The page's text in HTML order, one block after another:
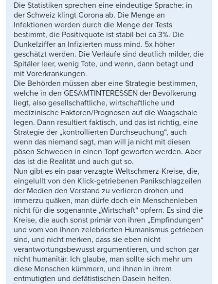
Die Statistiken sprechen eine eindeutige Sprache: in
der Schweiz klingt Corona ab. Die Menge an
Infektionen werden durch die Menge der Tests
bestimmt, die Positivquote ist stabil bei ca 3%. Die
Dunkelziffer an Infizierten muss mind. 5x höher
geschätzt werden. Die Verläufe sind deutlich milder, die
Spitäler leer, wenig Tote, und wenn, dann betagt und
mit Vorerkrankungen.
Die Behörden müssen aber eine Strategie bestimmen,
welche in den GESAMTINTERESSEN der Bevölkerung
liegt, also gesellschaftliche, wirtschaftliche und
medizinische Faktoren/Prognosen auf die Waagschale
legen. Dann resultiert faktisch, und das ist richtig, eine
Strategie der „kontrollierten Durchseuchung“, auch
wenn das niemand sagt, man will ja nicht mit diesen
pösen Schweden in einen Topf geworfen werden. Aber
das ist die Realität und auch gut so.
Nun gibt es ein paar verzagte Weltschmerz-Kreise, die,
eingelullt von den Klick-getriebenen Panikschlagzeilen
der Medien den Verstand zu verlieren drohen und
immerzu quäken, man dürfe doch ein Menschenleben
nicht für die sogenannte „Wirtschaft“ opfern. Es sind die
Kreise, die auch sonst primär von ihren „Empfindungen“
und vom von ihnen zelebrierten Humanismus getrieben
sind, und nicht merken, dass sie eben nicht
verantwortungsbewusst argumentieren, und schon gar
nicht humanitär. Ich glaube, man sollte sich mehr um
diese Menschen kümmern, und ihnen in ihrem
entmutigten und defätistischen Dasein helfen.